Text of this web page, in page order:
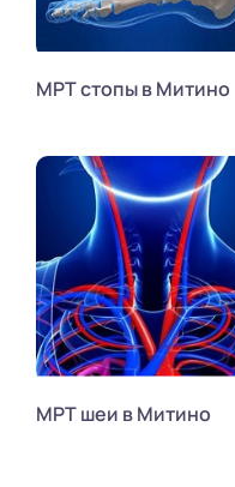
МРТ стопы в Митино
МРТ шеи в Митино